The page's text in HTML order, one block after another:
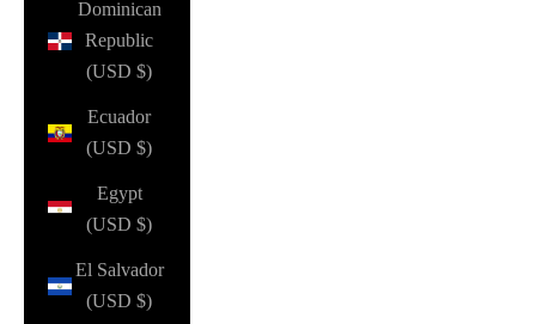
Dominican
Republic
(USD $)
Ecuador
(USD $)
Egypt
(USD $)
El Salvador
(USD $)